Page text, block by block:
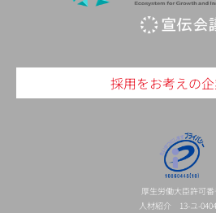
採用をお考えの
厚生労働大臣許可番
人材紹介 13-ユ-